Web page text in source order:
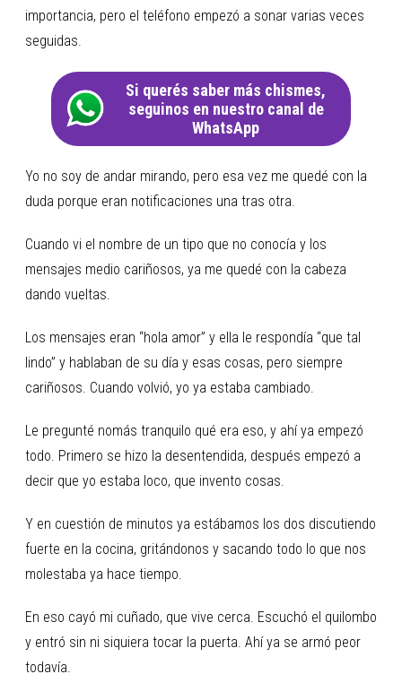
importancia, pero el teléfono empezó a sonar varias veces
seguidas.
Si querés saber más chismes,
seguinos en nuestro canal de
WhatsApp
Yo no soy de andar mirando, pero esa vez me quedé con la
duda porque eran notificaciones una tras otra.
Cuando vi el nombre de un tipo que no conocía y los
mensajes medio cariñosos, ya me quedé con la cabeza
dando vueltas.
Los mensajes eran “hola amor” y ella le respondía “que tal
lindo” y hablaban de su día y esas cosas, pero siempre
cariñosos. Cuando volvió, yo ya estaba cambiado.
Le pregunté nomás tranquilo qué era eso, y ahí ya empezó
todo. Primero se hizo la desentendida, después empezó a
decir que yo estaba loco, que invento cosas.
Y en cuestión de minutos ya estábamos los dos discutiendo
fuerte en la cocina, gritándonos y sacando todo lo que nos
molestaba ya hace tiempo.
En eso cayó mi cuñado, que vive cerca. Escuchó el quilombo
y entró sin ni siquiera tocar la puerta. Ahí ya se armó peor
todavía.